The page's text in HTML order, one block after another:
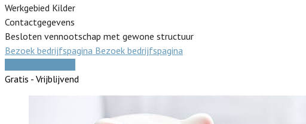
Werkgebied Kilder
Contactgegevens
Besloten vennootschap met gewone structuur
Bezoek bedrijfspagina Bezoek bedrijfspagina
Gratis - Vrijblijvend